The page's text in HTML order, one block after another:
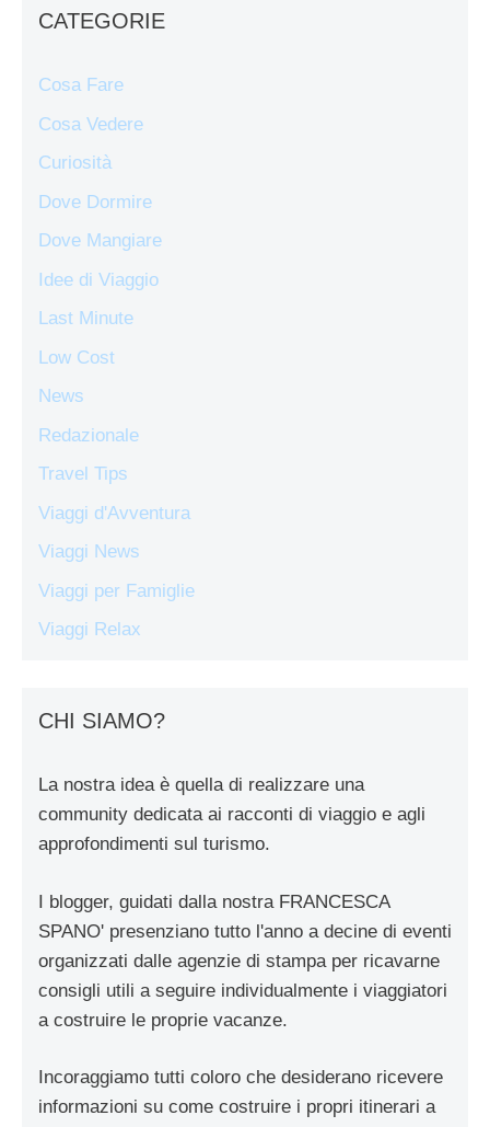
CATEGORIE
Cosa Fare
Cosa Vedere
Curiosità
Dove Dormire
Dove Mangiare
Idee di Viaggio
Last Minute
Low Cost
News
Redazionale
Travel Tips
Viaggi d'Avventura
Viaggi News
Viaggi per Famiglie
Viaggi Relax
CHI SIAMO?
La nostra idea è quella di realizzare una
community dedicata ai racconti di viaggio e agli
approfondimenti sul turismo.
I blogger, guidati dalla nostra FRANCESCA
SPANO' presenziano tutto l'anno a decine di eventi
organizzati dalle agenzie di stampa per ricavarne
consigli utili a seguire individualmente i viaggiatori
a costruire le proprie vacanze.
Incoraggiamo tutti coloro che desiderano ricevere
informazioni su come costruire i propri itinerari a